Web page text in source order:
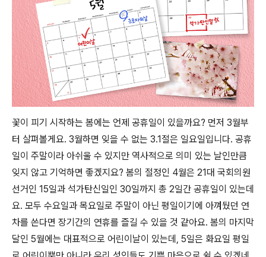
꽃이 피기 시작하는 봄에는 언제 공휴일이 있을까요? 먼저 3월부
터 살펴볼게요. 3월하면 잊을 수 없는 3.1절은 일요일입니다. 공휴
일이 주말이라 아쉬울 수 있지만 역사적으로 의미 있는 날인만큼
잊지 않고 기억하면 좋겠지요? 봄의 절정인 4월은 21대 국회의원
선거인 15일과 석가탄신일인 30일까지 총 2일간 공휴일이 있는데
요. 모두 수요일과 목요일로 주말이 아닌 평일이기에 아껴뒀던 연
차를 쓴다면 장기간의 연휴를 즐길 수 있을 것 같아요. 봄의 마지막
달인 5월에는 대표적으로 어린이날이 있는데,
5일은 화요일 평일